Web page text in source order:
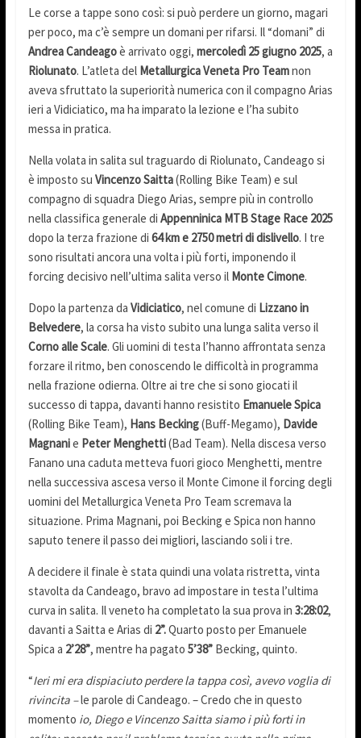
Le corse a tappe sono così: si può perdere un giorno, magari
per poco, ma c’è sempre un domani per rifarsi. Il “domani” di
Andrea Candeagoè arrivato oggi, mercoledì 25 giugno 2025, a
Riolunato. L’atleta del Metallurgica Veneta Pro Teamnon
aveva sfruttato la superiorità numerica con il compagno Arias
ieri a Vidiciatico, ma ha imparato la lezione e l’ha subito
messa in pratica.
Nella volata in salita sul traguardo di Riolunato, Candeago si
è imposto su Vincenzo Saitta(Rolling Bike Team) e sul
compagno di squadra Diego Arias, sempre più in controllo
nella classifica generale di Appenninica MTB Stage Race 2025
dopo la terza frazione di 64 km e 2750 metri di dislivello. I tre
sono risultati ancora una volta i più forti, imponendo il
forcing decisivo nell’ultima salita verso il Monte Cimone.
Dopo la partenza da Vidiciatico, nel comune di Lizzano in
Belvedere, la corsa ha visto subito una lunga salita verso il
Corno alle Scale. Gli uomini di testa l’hanno affrontata senza
forzare il ritmo, ben conoscendo le difficoltà in programma
nella frazione odierna. Oltre ai tre che si sono giocati il
successo di tappa, davanti hanno resistito Emanuele Spica
(Rolling Bike Team), Hans Becking(Buff-Megamo), Davide
Magnanie Peter Menghetti(Bad Team). Nella discesa verso
Fanano una caduta metteva fuori gioco Menghetti, mentre
nella successiva ascesa verso il Monte Cimone il forcing degli
uomini del Metallurgica Veneta Pro Team scremava la
situazione. Prima Magnani, poi Becking e Spica non hanno
saputo tenere il passo dei migliori, lasciando soli i tre.
A decidere il finale è stata quindi una volata ristretta, vinta
stavolta da Candeago, bravo ad impostare in testa l’ultima
curva in salita. Il veneto ha completato la sua prova in 3:28:02,
davanti a Saitta e Arias di 2”.Quarto posto per Emanuele
Spica a 2’28”, mentre ha pagato 5’38”Becking, quinto.
“Ieri mi era dispiaciuto perdere la tappa così, avevo voglia di
rivincita –le parole di Candeago. – Credo che in questo
momento io, Diego e Vincenzo Saitta siamo i più forti in